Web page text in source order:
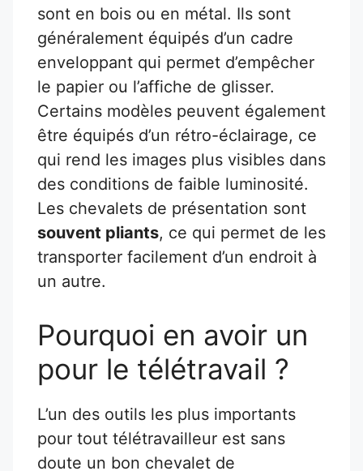
sont en bois ou en métal. Ils sont
généralement équipés d’un cadre
enveloppant qui permet d’empêcher
le papier ou l’affiche de glisser.
Certains modèles peuvent également
être équipés d’un rétro-éclairage, ce
qui rend les images plus visibles dans
des conditions de faible luminosité.
Les chevalets de présentation sont
souvent pliants, ce qui permet de les
transporter facilement d’un endroit à
un autre.
Pourquoi en avoir un
pour le télétravail ?
L’un des outils les plus importants
pour tout télétravailleur est sans
doute un bon chevalet de